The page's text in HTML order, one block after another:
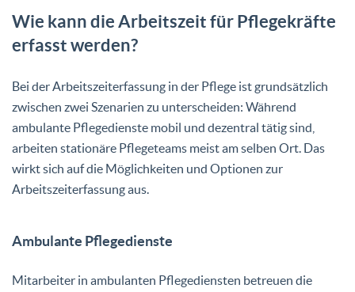
Wie kann die Arbeitszeit für Pflegekräfte
erfasst werden?
Bei der Arbeitszeiterfassung in der Pflege ist grundsätzlich
zwischen zwei Szenarien zu unterscheiden: Während
ambulante Pflegedienste mobil und dezentral tätig sind,
arbeiten stationäre Pflegeteams meist am selben Ort. Das
wirkt sich auf die Möglichkeiten und Optionen zur
Arbeitszeiterfassung aus.
Ambulante Pflegedienste
Mitarbeiter in ambulanten Pflegediensten betreuen die